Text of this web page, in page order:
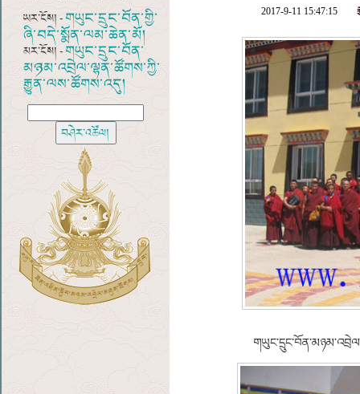
ཡར་ངོས། -གཡུང་དྲུང་བོན་གྱི་
ཞི་བདེ་སྨོན་ལམ་ཆེན་མོ།
མར་ངོས། -གཡུང་དྲུང་བོན་
མཉམ་འབྲེལ་ལྷན་ཚོགས་ཀྱི་
རྒྱུན་ལས་ཚོགས་འདུ།
2017-9-11 15:47:15